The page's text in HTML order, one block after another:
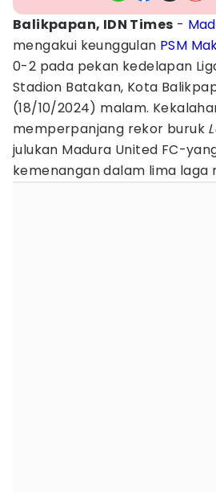
Balikpapan, IDN Times -
mengakui keunggulan PSM
0-2 pada pekan kedelapan
Stadion Batakan, Kota
(18/10/2024) malam.
memperpanjang rekor buruk
julukan Madura United FC-
kemenangan dalam lima laga